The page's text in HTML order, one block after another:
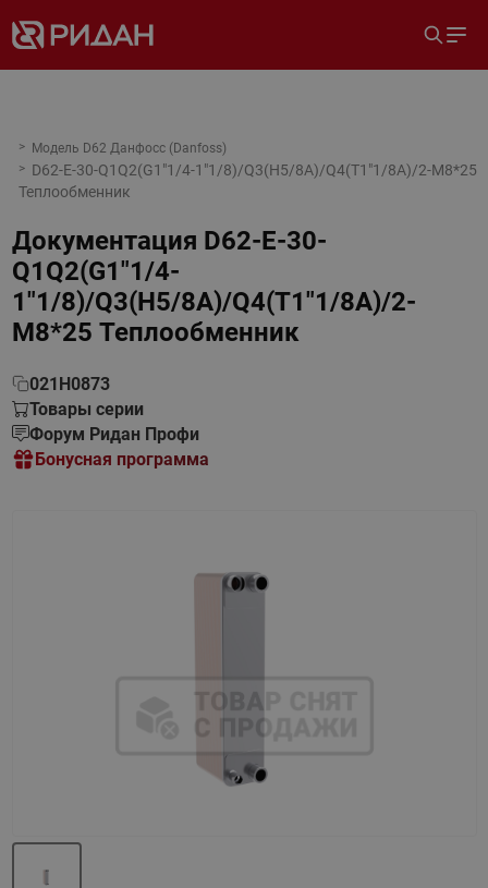
Модель D62 Данфосс (Danfoss)
D62-E-30-Q1Q2(G1"1/4-1"1/8)/Q3(H5/8A)/Q4(T1"1/8A)/2-M8*25
Теплообменник
Документация D62-E-30-
Q1Q2(G1"1/4-
1"1/8)/Q3(H5/8A)/Q4(T1"1/8A)/2-
M8*25 Теплообменник
021H0873
Товары серии
Форум Ридан Профи
Бонусная программа